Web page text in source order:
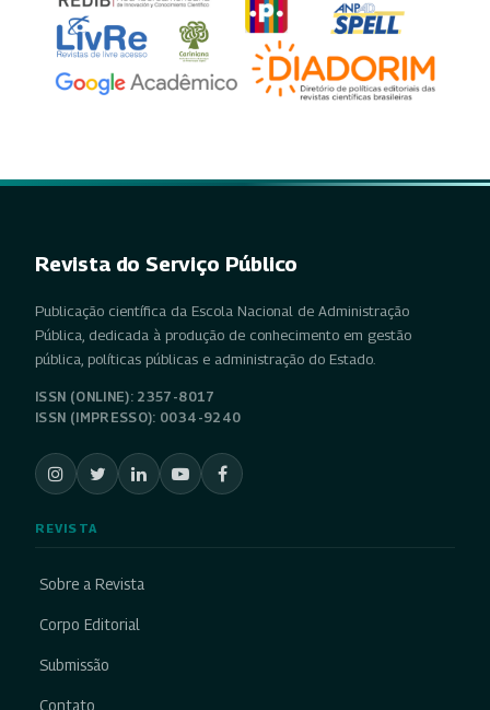
Revista do Serviço Público
Publicação científica da Escola Nacional de Administração
Pública, dedicada à produção de conhecimento em gestão
pública, políticas públicas e administração do Estado.
ISSN (ONLINE): 2357-8017
ISSN (IMPRESSO): 0034-9240
REVISTA
Sobre a Revista
Corpo Editorial
Submissão
Contato